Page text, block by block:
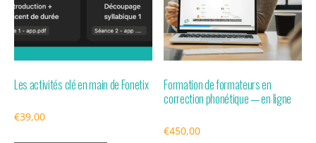
Les activités clé en main de Fonetix
€39,00
Formation de formateurs en
correction phonétique — en ligne
€450,00